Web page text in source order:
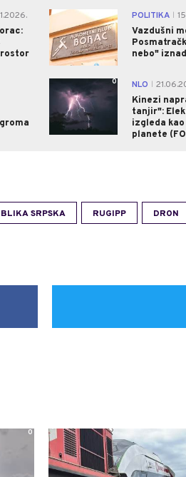
2 POLITIKA
Vazdušni
nebo"
0 NLO
Kinezi
tanjir":
izgleda
planete
SRPSKA RUGIPP DRON
0